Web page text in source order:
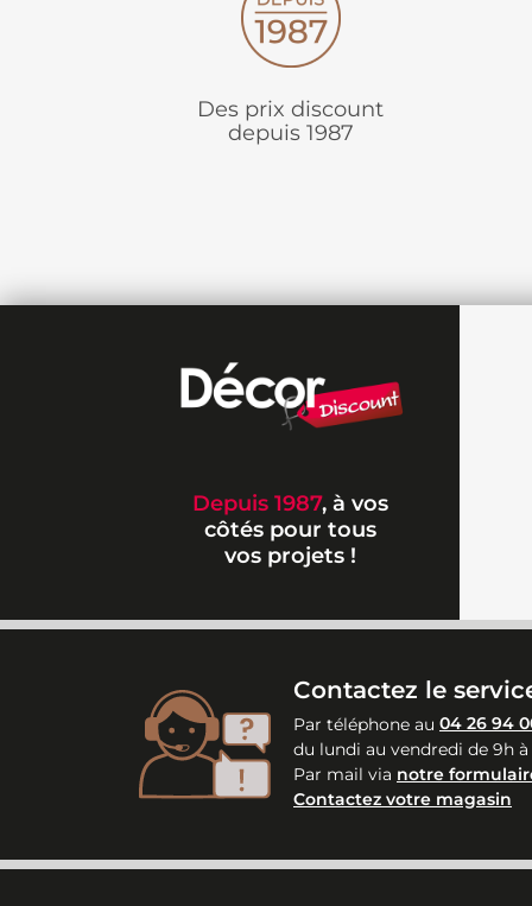
Des prix discount
depuis 1987
Depuis 1987, à vos
côtés pour tous
vos projets !
Contactez le
Par téléphone au 04 26 94
du lundi au vendredi de 9h à
Par mail via notre
Contactez votre magasin